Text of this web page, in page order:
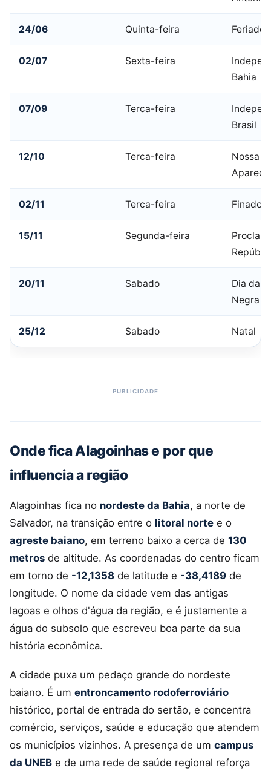
24/06 Quinta-feira Feriado
02/07 Sexta-feira
Bahia
07/09 Terca-feira
Brasil
12/10 Terca-feira
Nossa
02/11 Terca-feira Finados
15/11 Segunda-feira
20/11 Sabado
Dia da
Negra
25/12 Sabado Natal
Onde fica Alagoinhas e por que
influencia a região
Alagoinhas fica no nordeste da Bahia, a norte de
Salvador, na transição entre o litoral norte e o
agreste baiano, em terreno baixo a cerca de 130
metros de altitude. As coordenadas do centro ficam
em torno de -12,1358 de latitude e -38,4189 de
longitude. O nome da cidade vem das antigas
lagoas e olhos d'água da região, e é justamente a
água do subsolo que escreveu boa parte da sua
história econômica.
A cidade puxa um pedaço grande do nordeste
baiano. É um entroncamento rodoferroviário
histórico, portal de entrada do sertão, e concentra
comércio, serviços, saúde e educação que atendem
os municípios vizinhos. A presença de um campus
da UNEB e de uma rede de saúde regional reforça